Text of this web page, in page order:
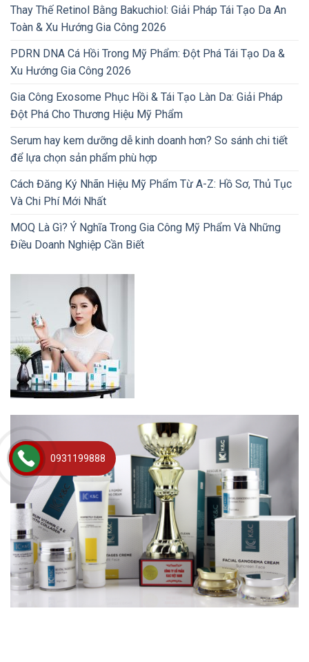
Thay Thế Retinol Bằng Bakuchiol: Giải Pháp Tái Tạo Da An
Toàn & Xu Hướng Gia Công 2026
PDRN DNA Cá Hồi Trong Mỹ Phẩm: Đột Phá Tái Tạo Da &
Xu Hướng Gia Công 2026
Gia Công Exosome Phục Hồi & Tái Tạo Làn Da: Giải Pháp
Đột Phá Cho Thương Hiệu Mỹ Phẩm
Serum hay kem dưỡng dễ kinh doanh hơn? So sánh chi tiết
để lựa chọn sản phẩm phù hợp
Cách Đăng Ký Nhãn Hiệu Mỹ Phẩm Từ A-Z: Hồ Sơ, Thủ Tục
Và Chi Phí Mới Nhất
MOQ Là Gì? Ý Nghĩa Trong Gia Công Mỹ Phẩm Và Những
Điều Doanh Nghiệp Cần Biết
0931199888